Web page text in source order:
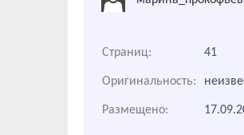
Страниц: 41
Оригинальность:
Размещено: